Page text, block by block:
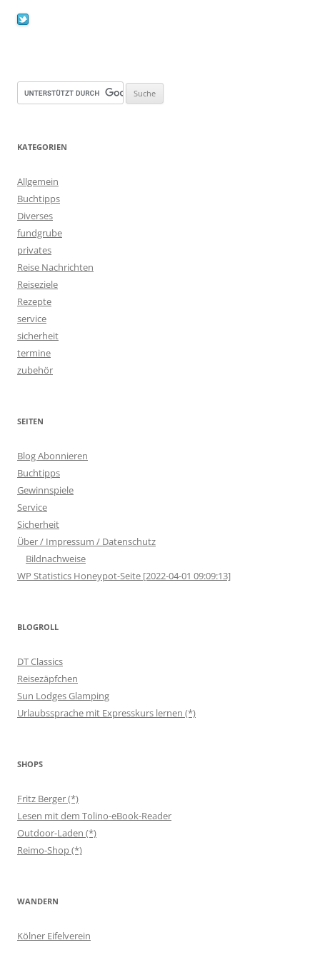
KATEGORIEN
Allgemein
Buchtipps
Diverses
fundgrube
privates
Reise Nachrichten
Reiseziele
Rezepte
service
sicherheit
termine
zubehör
SEITEN
Blog Abonnieren
Buchtipps
Gewinnspiele
Service
Sicherheit
Über / Impressum / Datenschutz
Bildnachweise
WP Statistics Honeypot-Seite [2022-04-01 09:09:13]
BLOGROLL
DT Classics
Reisezäpfchen
Sun Lodges Glamping
Urlaubssprache mit Expresskurs lernen (*)
SHOPS
Fritz Berger (*)
Lesen mit dem Tolino-eBook-Reader
Outdoor-Laden (*)
Reimo-Shop (*)
WANDERN
Kölner Eifelverein